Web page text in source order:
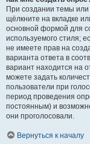
При создании темы
щёлкните на вкладке
основной формой для
используемого стиля;
не имеете прав на
варианта ответа в
вариант находится на
можете задать
пользователи при
период проведения
постоянным) и
они проголосовали.
Вернуться к началу